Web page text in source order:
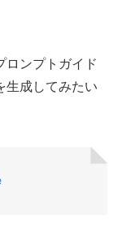
ロンプトガイド
生成してみたい